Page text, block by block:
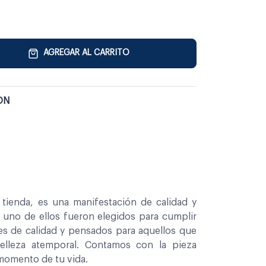
AGREGAR AL CARRITO
es una manifestación de calidad y
uno de ellos fueron elegidos para cumplir
de calidad y pensados para aquellos que
atemporal. Contamos con la pieza
de tu vida.